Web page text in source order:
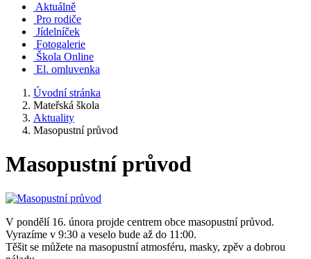
Aktuálně
Pro rodiče
Jídelníček
Fotogalerie
Škola Online
El. omluvenka
Úvodní stránka
Mateřská škola
Aktuality
Masopustní průvod
Masopustní průvod
V pondělí 16. února projde centrem obce masopustní průvod.
Vyrazíme v 9:30 a veselo bude až do 11:00.
Těšit se můžete na masopustní atmosféru, masky, zpěv a dobrou